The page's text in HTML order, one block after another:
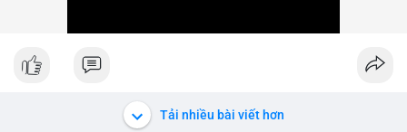
Tải nhiều bài viết hơn